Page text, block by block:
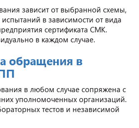
зависит от выбранной схемы,
в зависимости от вида
сертификата СМК.
в каждом случае.
обращения в
в любом случае сопряжена с
уполномоченных организаций.
тестов и независимой